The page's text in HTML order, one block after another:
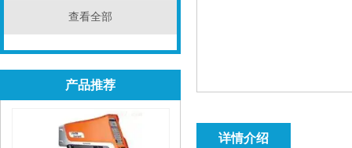
查看全部
产品推荐
详情介绍